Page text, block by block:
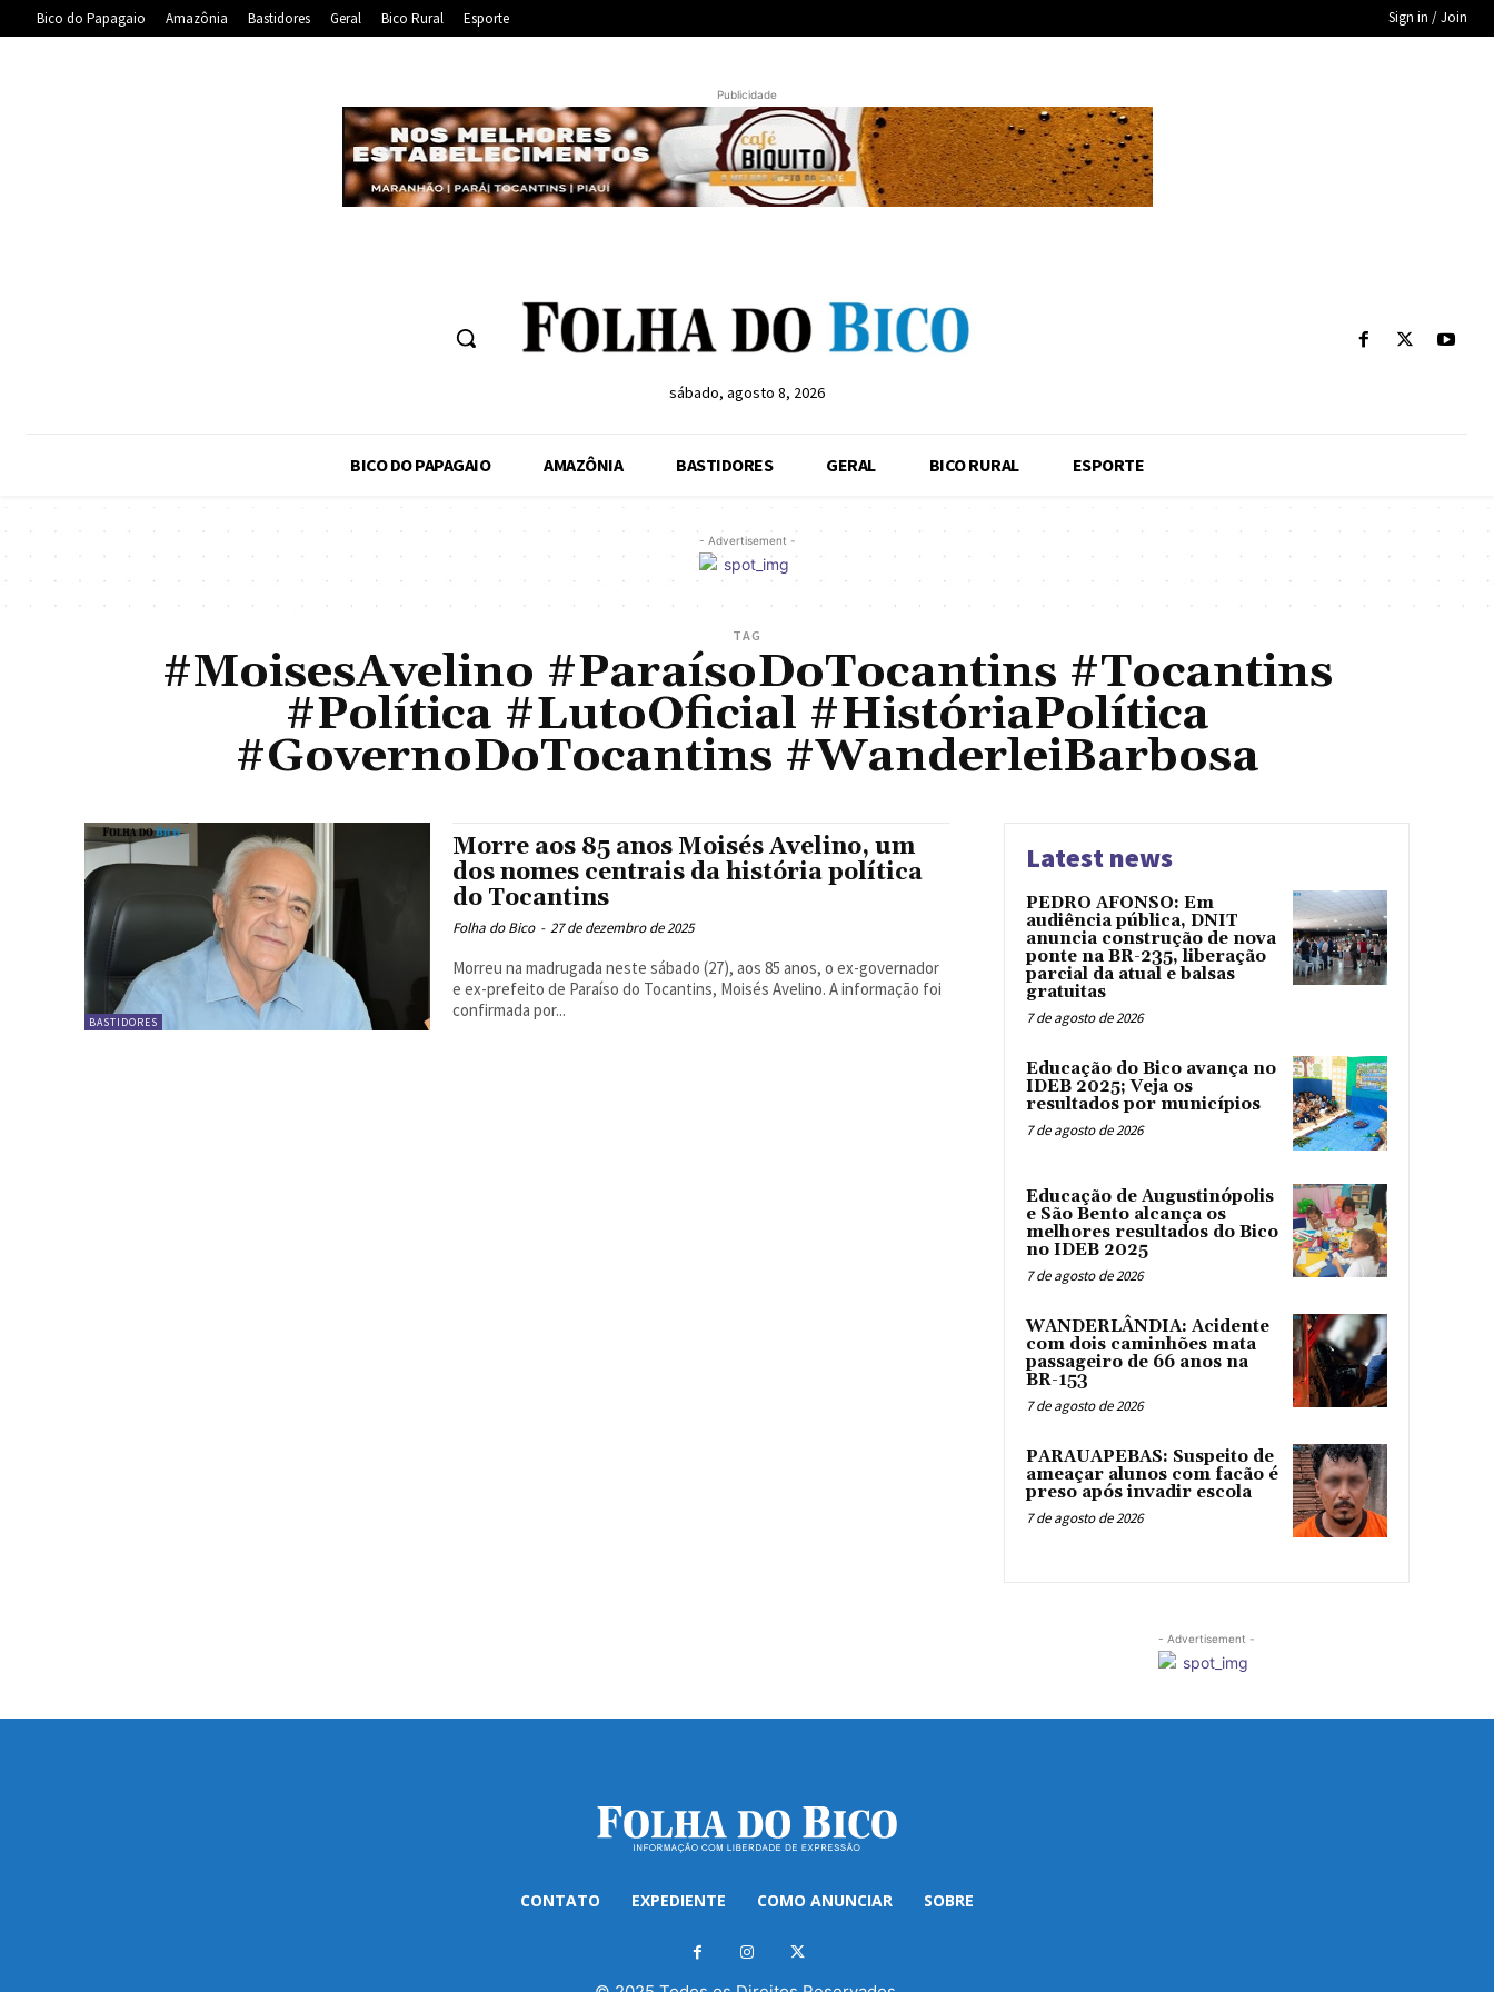
Bico do Papagaio Amazônia Bastidores Geral Bico Rural Esporte Sign in / Join
Publicidade
sábado, agosto 8, 2026
BICO DO PAPAGAIO AMAZÔNIA BASTIDORES GERAL BICO RURAL ESPORTE
- Advertisement -
TAG
#MoisesAvelino #ParaísoDoTocantins #Tocantins
#Política #LutoOficial #HistóriaPolítica
#GovernoDoTocantins #WanderleiBarbosa
BASTIDORES
Morre aos 85 anos Moisés Avelino, um
dos nomes centrais da história política
do Tocantins
Folha do Bico - 27 de dezembro de 2025
Morreu na madrugada neste sábado (27), aos 85 anos, o ex-governador
e ex-prefeito de Paraíso do Tocantins, Moisés Avelino. A informação foi
confirmada por...
Latest news
PEDRO AFONSO: Em
audiência pública, DNIT
anuncia construção de nova
ponte na BR-235, liberação
parcial da atual e balsas
gratuitas
7 de agosto de 2026
Educação do Bico avança no
IDEB 2025; Veja os
resultados por municípios
7 de agosto de 2026
Educação de Augustinópolis
e São Bento alcança os
melhores resultados do Bico
no IDEB 2025
7 de agosto de 2026
WANDERLÂNDIA: Acidente
com dois caminhões mata
passageiro de 66 anos na
BR-153
7 de agosto de 2026
PARAUAPEBAS: Suspeito de
ameaçar alunos com facão é
preso após invadir escola
7 de agosto de 2026
- Advertisement -
CONTATO EXPEDIENTE COMO ANUNCIAR SOBRE